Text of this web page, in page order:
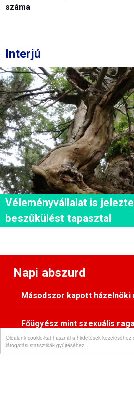
Oldalunk cookie-kat használ a hirdetések kezeléséhez
látogatási statisztikák gyűjtéséhez.
száma
Interjú
Véleményvállalat is
beszűkülést tapasztal
Napi abszurd
Másodszor kapott
Főügyész mint szexuális
Pimasz önkényúr